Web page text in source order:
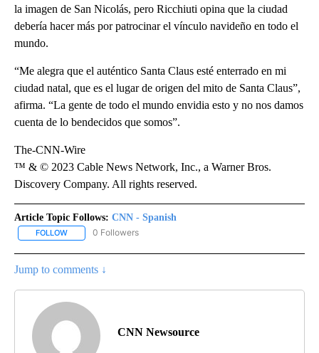
la imagen de San Nicolás, pero Ricchiuti opina que la ciudad
debería hacer más por patrocinar el vínculo navideño en todo el
mundo.
“Me alegra que el auténtico Santa Claus esté enterrado en mi
ciudad natal, que es el lugar de origen del mito de Santa Claus”,
afirma. “La gente de todo el mundo envidia esto y no nos damos
cuenta de lo bendecidos que somos”.
The-CNN-Wire
™ & © 2023 Cable News Network, Inc., a Warner Bros.
Discovery Company. All rights reserved.
Article Topic Follows: CNN - Spanish
FOLLOW FOLLOW "CNN - SPANISH" TO RECEIVE NOTIFICATIONS ABOUT
0 Followers
Jump to comments ↓
CNN Newsource